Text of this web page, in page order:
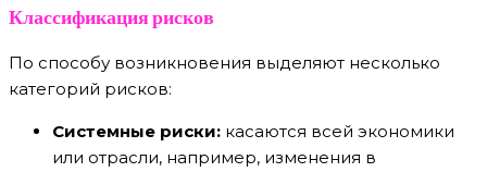
Классификация рисков
По способу возникновения выделяют несколько
категорий рисков:
Системные риски: касаются всей экономики
или отрасли, например, изменения в